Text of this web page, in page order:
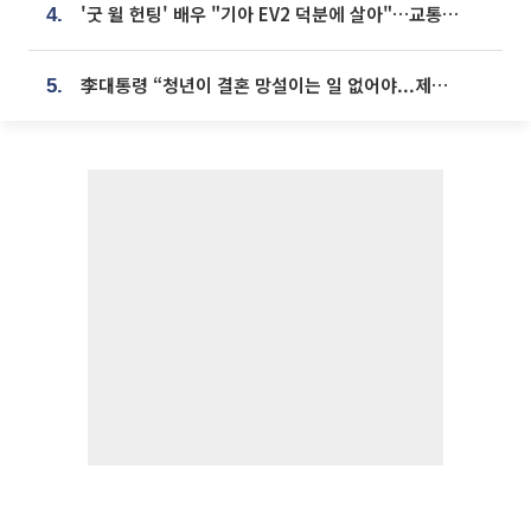
4. '굿 윌 헌팅' 배우 "기아 EV2 덕분에 살아"…교통사고 후 안전성 극찬
5. 李대통령 “청년이 결혼 망설이는 일 없어야...제도상 불이익 조사”